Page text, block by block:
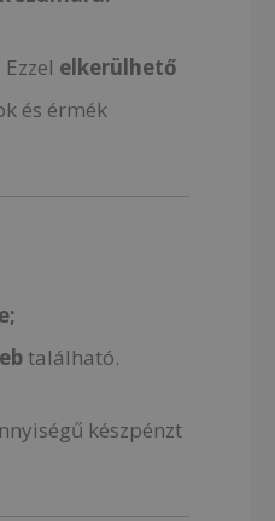
. Ezzel elkerülhető
és érmék
;
található.
készpénzt